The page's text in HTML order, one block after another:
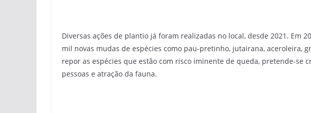
Diversas ações de plantio já foram realizadas no local, desde 2021. Em
mil novas mudas de espécies como pau-pretinho, jutairana, aceroleira,
repor as espécies que estão com risco iminente de queda, pretende-se
pessoas e atração da fauna.